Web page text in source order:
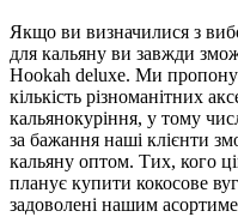
Якщо ви визначилися з
для кальяну ви завжди
Hookah deluxe. Ми
кількість різноманітних
кальянокуріння, у тому
за бажання наші клієнти
кальяну оптом. Тих, кого
планує купити кокосове
задоволені нашим